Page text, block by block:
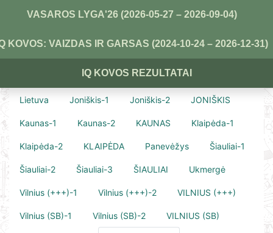
VASAROS LYGA'26 (2026-05-27 – 2026-09-04)
KOVOS: VAIZDAS IR GARSAS (2024-10-24 – 2026-12-31)
IQ KOVOS REZULTATAI
Lietuva Joniškis-1 Joniškis-2 JONIŠKIS
Kaunas-1 Kaunas-2 KAUNAS Klaipėda-1
Klaipėda-2 KLAIPĖDA Panevėžys Šiauliai-1
Šiauliai-2 Šiauliai-3 ŠIAULIAI Ukmergė
Vilnius (+++)-1 Vilnius (+++)-2 VILNIUS (+++)
Vilnius (SB)-1 Vilnius (SB)-2 VILNIUS (SB)